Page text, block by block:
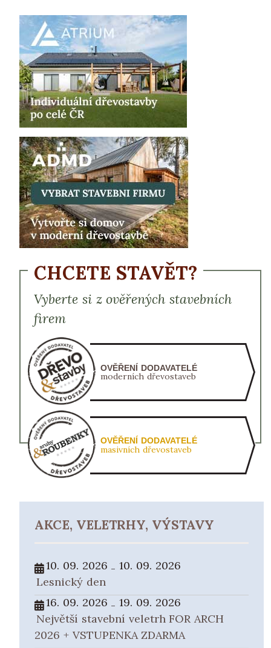
CHCETE STAVĚT?
Vyberte si z ověřených stavebních
firem
OVĚŘENÍ DODAVATELÉ
moderních dřevostaveb
OVĚŘENÍ DODAVATELÉ
masivních dřevostaveb
AKCE, VELETRHY, VÝSTAVY
10. 09. 2026 -10. 09. 2026
Lesnický den
16. 09. 2026 -19. 09. 2026
Největší stavební veletrh FOR ARCH
2026 + VSTUPENKA ZDARMA